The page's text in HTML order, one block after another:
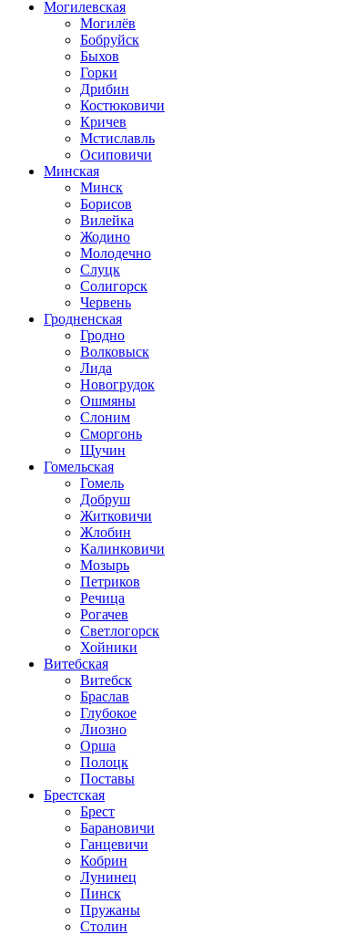
Могилевская
Могилёв
Бобруйск
Быхов
Горки
Дрибин
Костюковичи
Кричев
Мстиславль
Осиповичи
Минская
Минск
Борисов
Вилейка
Жодино
Молодечно
Слуцк
Солигорск
Червень
Гродненская
Гродно
Волковыск
Лида
Новогрудок
Ошмяны
Слоним
Сморгонь
Щучин
Гомельская
Гомель
Добруш
Житковичи
Жлобин
Калинковичи
Мозырь
Петриков
Речица
Рогачев
Светлогорск
Хойники
Витебская
Витебск
Браслав
Глубокое
Лиозно
Орша
Полоцк
Поставы
Брестская
Брест
Барановичи
Ганцевичи
Кобрин
Лунинец
Пинск
Пружаны
Столин